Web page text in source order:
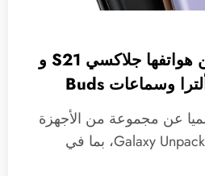
سامسونج تعلن عن هواتفها جلاكسي S21 و
S21 بلس و S21 ألترا وسماعات Buds
عن مجموعة من الأجهزة
الجديدة في حدث Galaxy Unpacked، بما في